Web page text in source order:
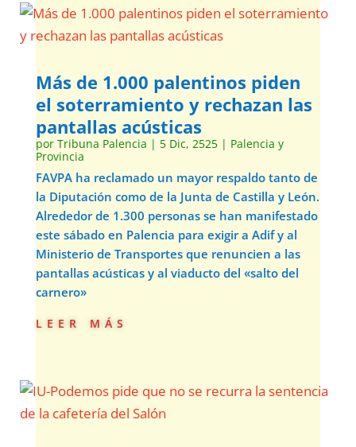
Más de 1.000 palentinos piden
el soterramiento y rechazan las
pantallas acústicas
por Tribuna Palencia | 5 Dic, 2525| Palencia y
Provincia
FAVPA ha reclamado un mayor respaldo tanto de
la Diputación como de la Junta de Castilla y León.
Alrededor de 1.300 personas se han manifestado
este sábado en Palencia para exigir a Adif y al
Ministerio de Transportes que renuncien a las
pantallas acústicas y al viaducto del «salto del
carnero»
leer más